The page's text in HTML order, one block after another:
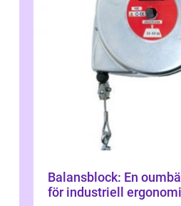
Balansblock: En
för industriell ergonomi